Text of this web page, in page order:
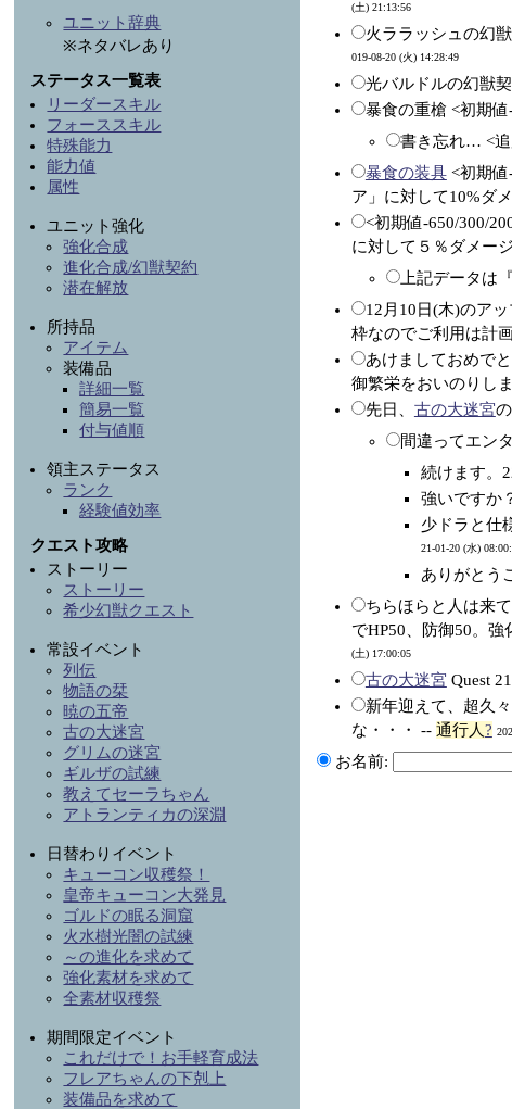
(土) 21:13:56
火ララッシュの幻
019-08-20 (火) 14:28:49
光バルドルの幻獣
暴食の重槍 <初期値
書き忘れ… <追
暴食の装具<初期値
ア」に対して10%ダ
<初期値-650/300/
に対して５％ダメー
上記データは
12月10日(木)のア
枠なのでご利用は計
あけましておめで
御繁栄をおいのりし
先日、 古の大迷宮
間違ってエン
続けます。
強いですか
少ドラと仕
21-01-20 (水)
ありがとう
ちらほらと人は来
でHP50、防御50。
(土) 17:00:05
古の大迷宮 Quest
新年迎えて、超久
な・・・ -- 通行人?
お名前:
ユニット辞典
※ネタバレあり
ステータス一覧表
リーダースキル
フォーススキル
特殊能力
能力値
属性
ユニット強化
強化合成
進化合成/幻獣契約
潜在解放
所持品
アイテム
装備品
詳細一覧
簡易一覧
付与値順
領主ステータス
ランク
経験値効率
クエスト攻略
ストーリー
ストーリー
希少幻獣クエスト
常設イベント
列伝
物語の栞
暁の五帝
古の大迷宮
グリムの迷宮
ギルザの試練
教えてセーラちゃん
アトランティカの深淵
日替わりイベント
キューコン収穫祭！
皇帝キューコン大発見
ゴルドの眠る洞窟
火水樹光闇の試練
～の進化を求めて
強化素材を求めて
全素材収穫祭
期間限定イベント
これだけで！お手軽育成法
フレアちゃんの下剋上
装備品を求めて